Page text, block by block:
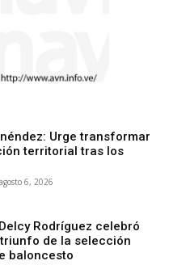
Urge transformar
territorial tras los
agosto 6, 2026
Rodríguez celebró
de la selección
baloncesto